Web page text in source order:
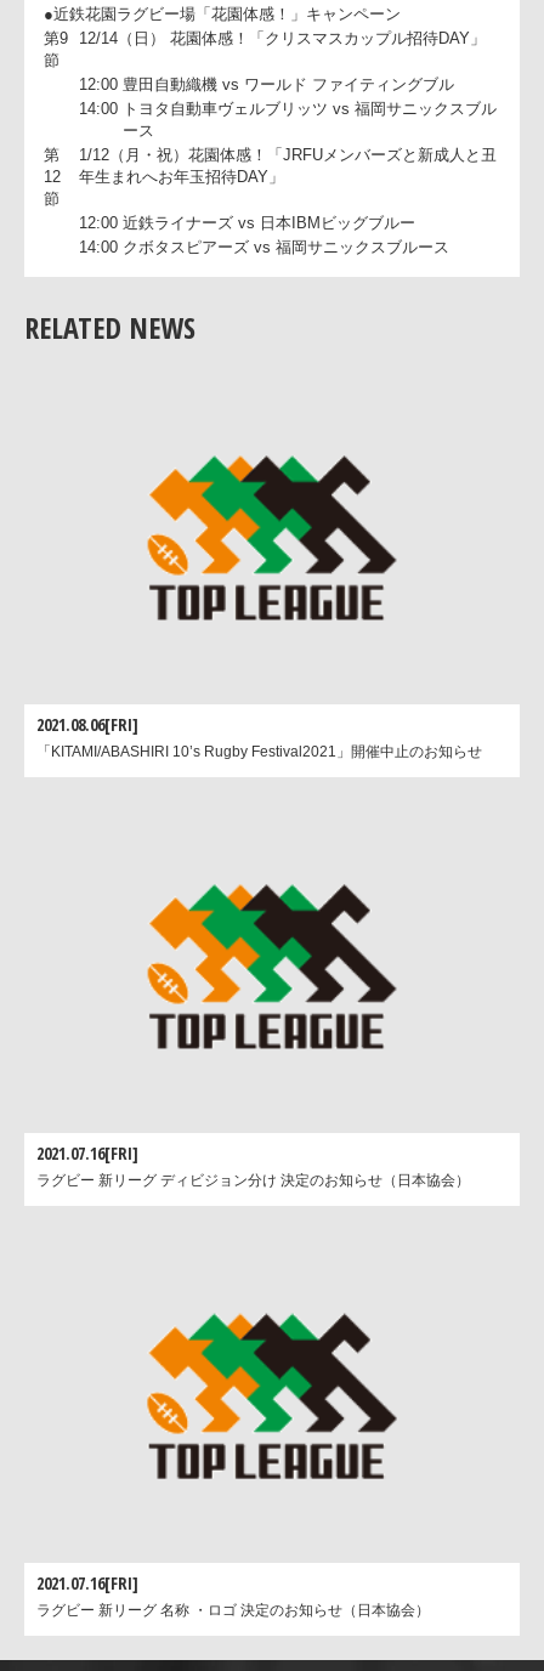
芝かぶり席
力！
●近鉄花園ラグビー場「花園体感！」キャンペーン
12/14（日） 花園体感！「クリスマスカップル招待DAY」
14:00
トヨタ自動車ヴェルブリッツ vs 福岡サニックスブ
クボタスピアーズ vs 福岡サニックスブルース
RELATED NEWS
2021.08.06[FRI]
「KITAMI/ABASHIRI 10’s Rugby Festival2021」開催中止のお知らせ
2021.07.16[FRI]
ラグビー 新リーグ ディビジョン分け 決定のお知らせ（日本協会）
2021.07.16[FRI]
ラグビー 新リーグ 名称 ・ロゴ 決定のお知らせ（日本協会）